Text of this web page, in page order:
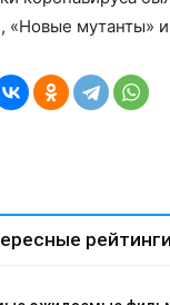
«Новые мутанты»